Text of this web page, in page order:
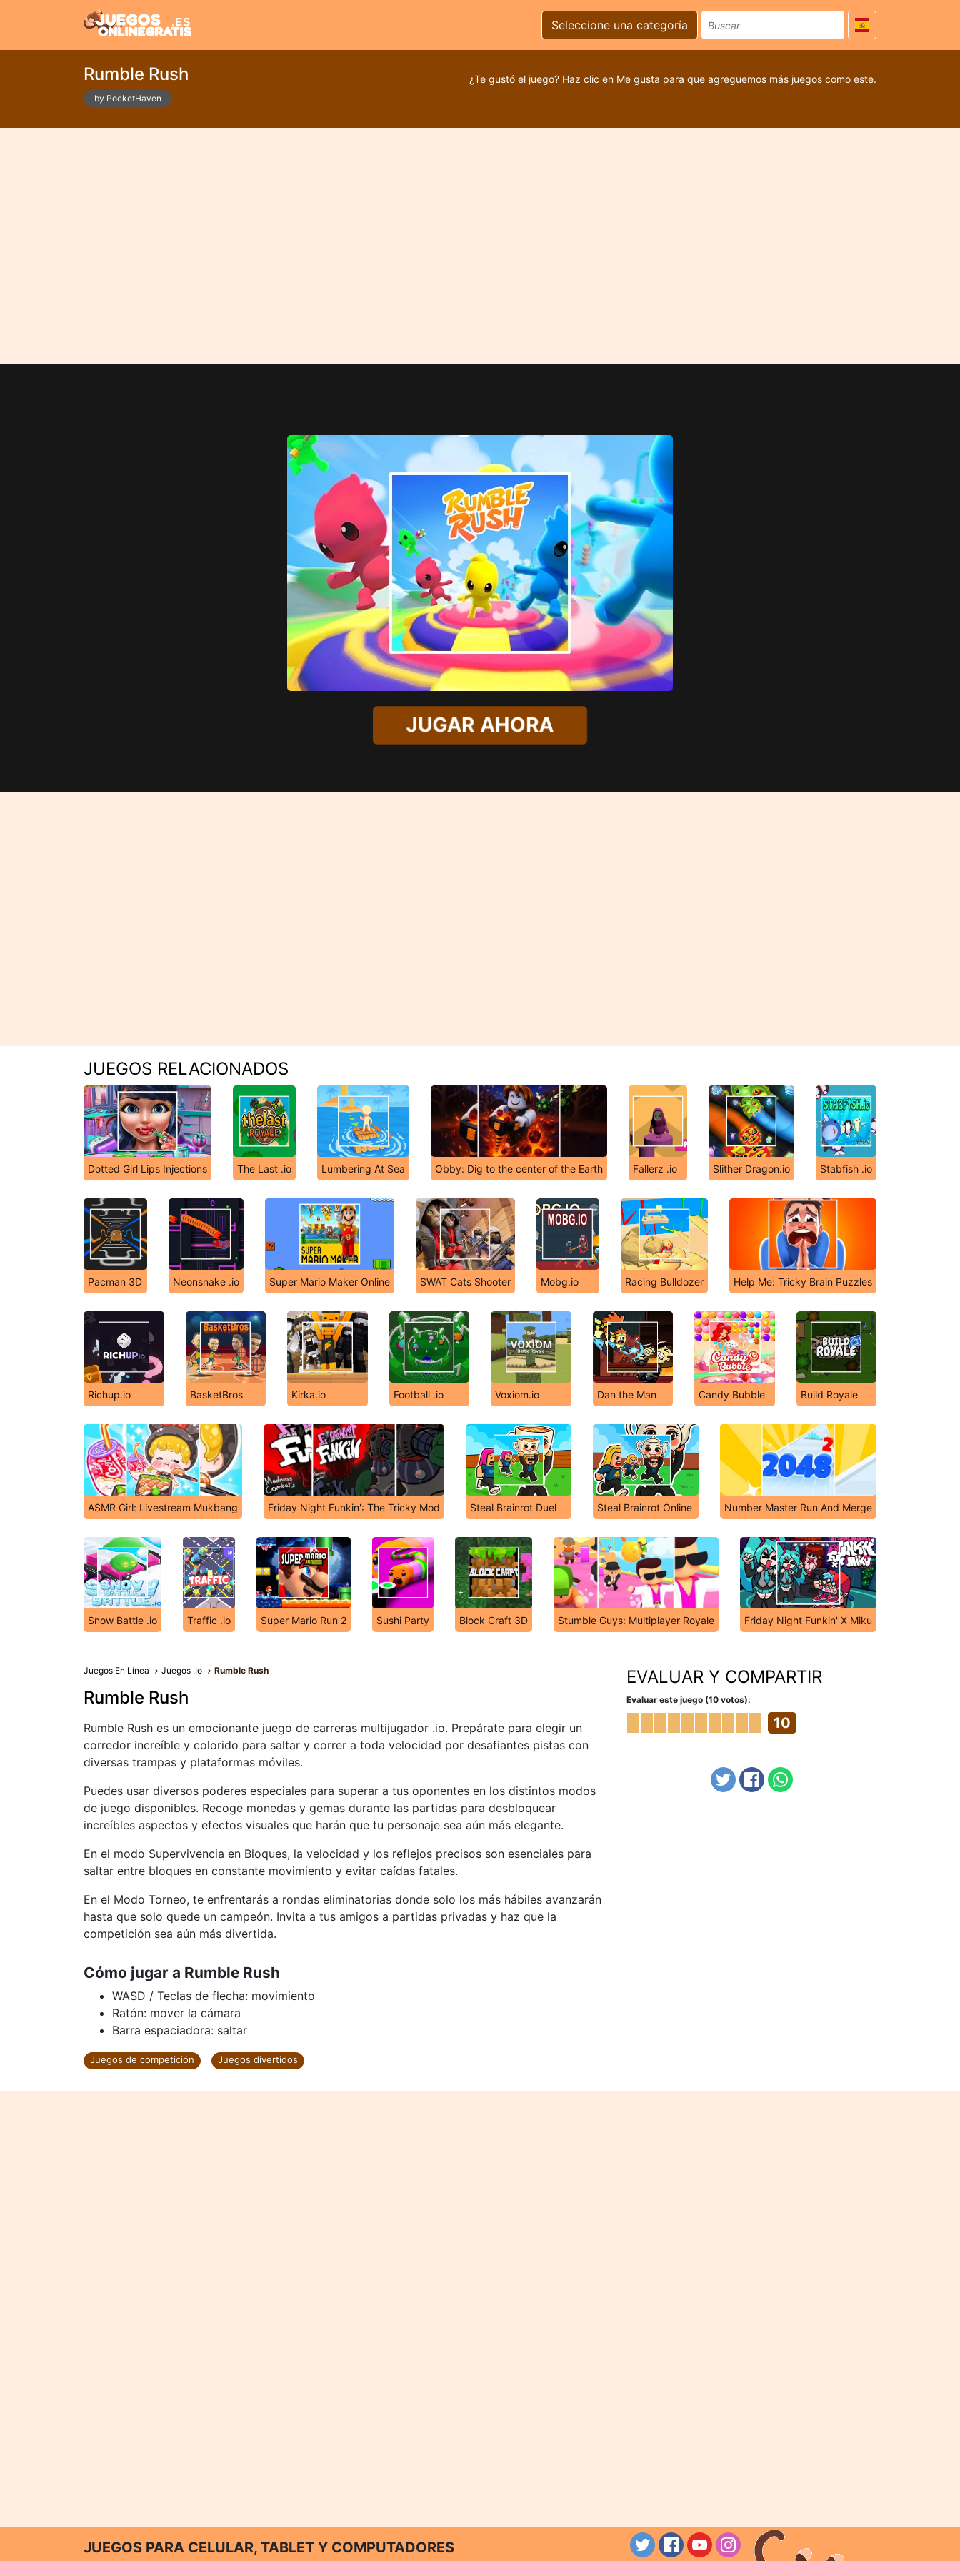
Seleccione una categoría
Rumble Rush
by PocketHaven
¿Te gustó el juego? Haz clic en Me gusta para que agreguemos más juegos como este.
JUGAR AHORA
JUEGOS RELACIONADOS
Dotted Girl Lips Injections The Last .io Lumbering At Sea Obby: Dig to the center of the Earth Fallerz .io Slither Dragon.io Stabfish .io
Pacman 3D Neonsnake .io Super Mario Maker Online SWAT Cats Shooter Mobg.io Racing Bulldozer Help Me: Tricky Brain Puzzles
Richup.io BasketBros Kirka.io Football .io Voxiom.io Dan the Man Candy Bubble Build Royale
ASMR Girl: Livestream Mukbang Friday Night Funkin': The Tricky Mod Steal Brainrot Duel Steal Brainrot Online Number Master Run And Merge
Snow Battle .io Traffic .io Super Mario Run 2 Sushi Party Block Craft 3D Stumble Guys: Multiplayer Royale Friday Night Funkin' X Miku
Juegos En Línea Juegos .Io Rumble Rush
Rumble Rush
Rumble Rush es un emocionante juego de carreras multijugador .io. Prepárate para elegir un
corredor increíble y colorido para saltar y correr a toda velocidad por desafiantes pistas con
diversas trampas y plataformas móviles.
Puedes usar diversos poderes especiales para superar a tus oponentes en los distintos modos
de juego disponibles. Recoge monedas y gemas durante las partidas para desbloquear
increíbles aspectos y efectos visuales que harán que tu personaje sea aún más elegante.
En el modo Supervivencia en Bloques, la velocidad y los reflejos precisos son esenciales para
saltar entre bloques en constante movimiento y evitar caídas fatales.
En el Modo Torneo, te enfrentarás a rondas eliminatorias donde solo los más hábiles avanzarán
hasta que solo quede un campeón. Invita a tus amigos a partidas privadas y haz que la
competición sea aún más divertida.
Cómo jugar a Rumble Rush
WASD / Teclas de flecha: movimiento
Ratón: mover la cámara
Barra espaciadora: saltar
Juegos de competición Juegos divertidos
EVALUAR Y COMPARTIR
Evaluar este juego (10 votos):
10
JUEGOS PARA CELULAR, TABLET Y COMPUTADORES